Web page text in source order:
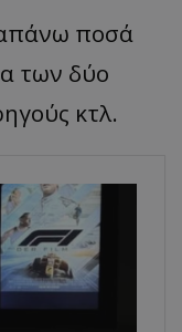
ποσά
των δύο
κτλ.